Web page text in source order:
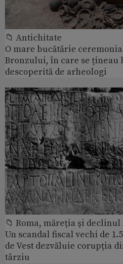
📁 Antichitate
O mare bucătărie
Bronzului, în care se țineau
descoperită de arheologi
📁 Roma, măreţia şi declinul
Un scandal fiscal vechi de
de Vest dezvăluie corupția
târziu